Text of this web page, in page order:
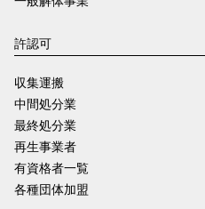
許認可
収集運搬
中間処分業
最終処分業
再生事業者
有資格者一覧
各種団体加盟